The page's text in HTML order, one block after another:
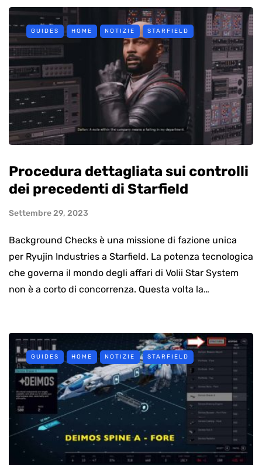
GUIDES HOME NOTIZIE STARFIELD
Procedura dettagliata sui controlli
dei precedenti di Starfield
Settembre 29, 2023
Background Checks è una missione di fazione unica
per Ryujin Industries a Starfield. La potenza tecnologica
che governa il mondo degli affari di Volii Star System
non è a corto di concorrenza. Questa volta la…
GUIDES HOME NOTIZIE STARFIELD